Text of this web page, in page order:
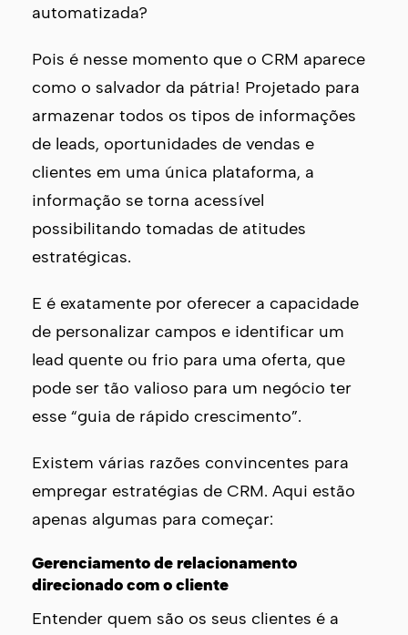
automatizada?
Pois é nesse momento que o CRM aparece
como o salvador da pátria! Projetado para
armazenar todos os tipos de informações
de leads, oportunidades de vendas e
clientes em uma única plataforma, a
informação se torna acessível
possibilitando tomadas de atitudes
estratégicas.
E é exatamente por oferecer a capacidade
de personalizar campos e identificar um
lead quente ou frio para uma oferta, que
pode ser tão valioso para um negócio ter
esse “guia de rápido crescimento”.
Existem várias razões convincentes para
empregar estratégias de CRM. Aqui estão
apenas algumas para começar:
Gerenciamento de relacionamento
direcionado com o cliente
Entender quem são os seus clientes é a